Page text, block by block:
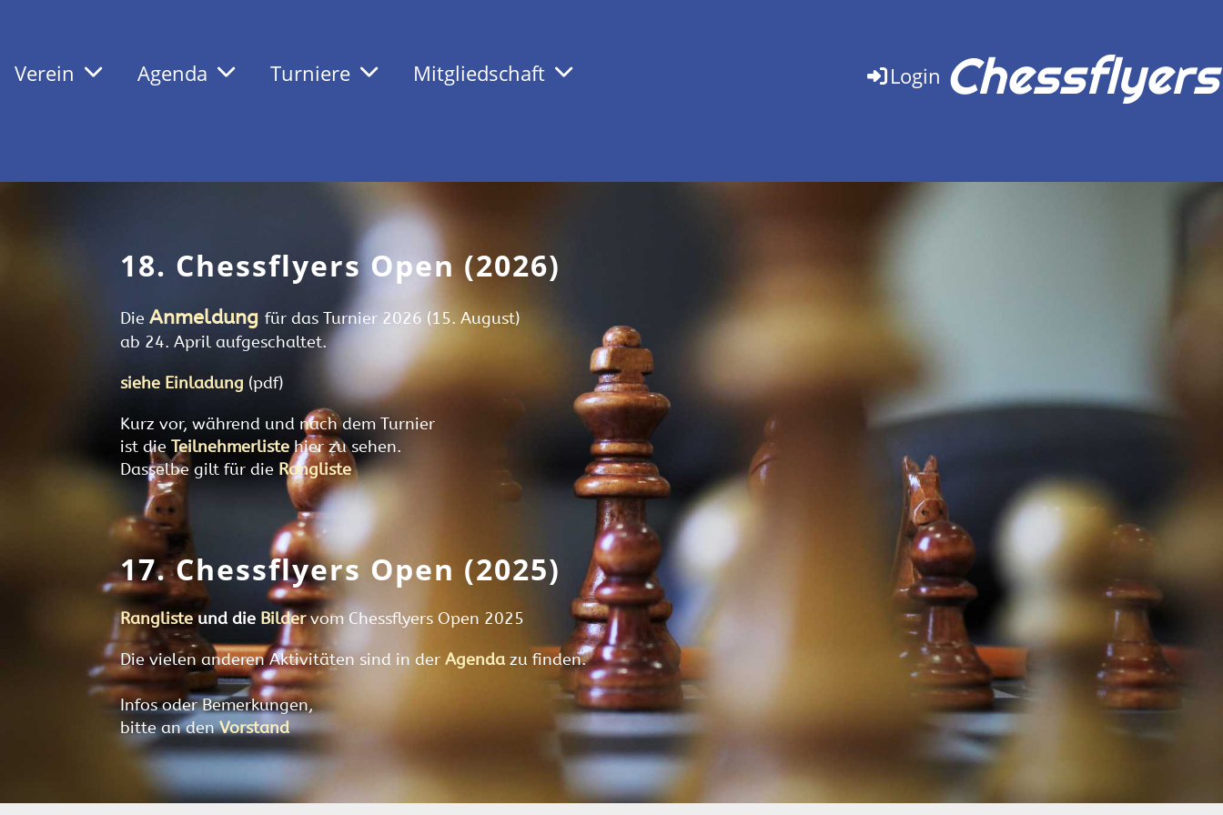
Verein Agenda Turniere Mitgliedschaft Login Chessflyers
18. Chessflyers Open (2026)
Die Anmeldung für das Turnier 2026 (15. August)
ab 24. April aufgeschaltet.
siehe Einladung (pdf)
Kurz vor, während und nach dem Turnier
ist die Teilnehmerliste hier zu sehen.
Dasselbe gilt für die Rangliste
17. Chessflyers Open (2025)
Rangliste und die Bildervom Chessflyers Open 2025
Die vielen anderen Aktivitäten sind in der Agenda zu finden.
Infos oder Bemerkungen,
bitte an denVorstand